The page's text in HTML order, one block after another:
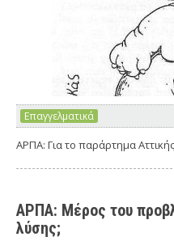
Επαγγελματικά
ΑΡΠΑ: Για το παράρτημα
ΑΡΠΑ: Μέρος του
λύσης;